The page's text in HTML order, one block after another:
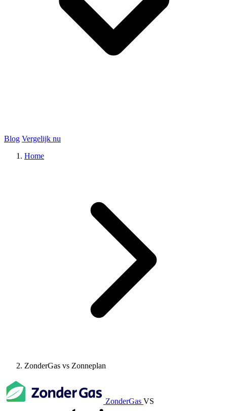
Blog Vergelijk nu
Home
ZonderGas vs Zonneplan
ZonderGas VS